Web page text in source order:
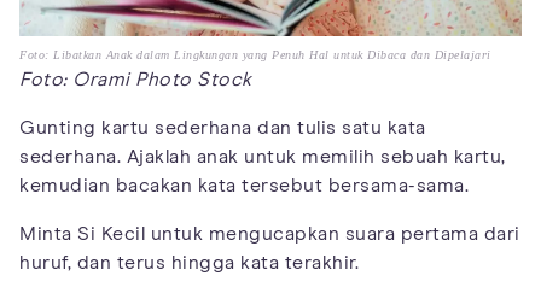
Foto: Libatkan Anak dalam Lingkungan yang Penuh Hal untuk Dibaca dan Dipelajari
Foto: Orami Photo Stock
Gunting kartu sederhana dan tulis satu kata
sederhana. Ajaklah anak untuk memilih sebuah kartu,
kemudian bacakan kata tersebut bersama-sama.
Minta Si Kecil untuk mengucapkan suara pertama dari
huruf, dan terus hingga kata terakhir.